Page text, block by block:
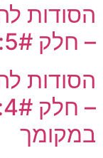
הסודות
– חלק 5#: להרים כסף מהרצפה
הסודות
במקומך